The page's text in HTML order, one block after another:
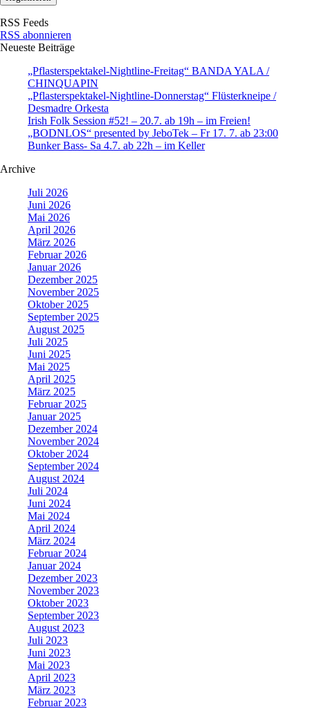
RSS Feeds
RSS abonnieren
Neueste Beiträge
„Pflasterspektakel-Nightline-Freitag“ BANDA YALA /
CHINQUAPIN
„Pflasterspektakel-Nightline-Donnerstag“ Flüsterkneipe /
Desmadre Orkesta
Irish Folk Session #52! – 20.7. ab 19h – im Freien!
„BODNLOS“ presented by JeboTek – Fr 17. 7. ab 23:00
Bunker Bass- Sa 4.7. ab 22h – im Keller
Archive
Juli 2026
Juni 2026
Mai 2026
April 2026
März 2026
Februar 2026
Januar 2026
Dezember 2025
November 2025
Oktober 2025
September 2025
August 2025
Juli 2025
Juni 2025
Mai 2025
April 2025
März 2025
Februar 2025
Januar 2025
Dezember 2024
November 2024
Oktober 2024
September 2024
August 2024
Juli 2024
Juni 2024
Mai 2024
April 2024
März 2024
Februar 2024
Januar 2024
Dezember 2023
November 2023
Oktober 2023
September 2023
August 2023
Juli 2023
Juni 2023
Mai 2023
April 2023
März 2023
Februar 2023